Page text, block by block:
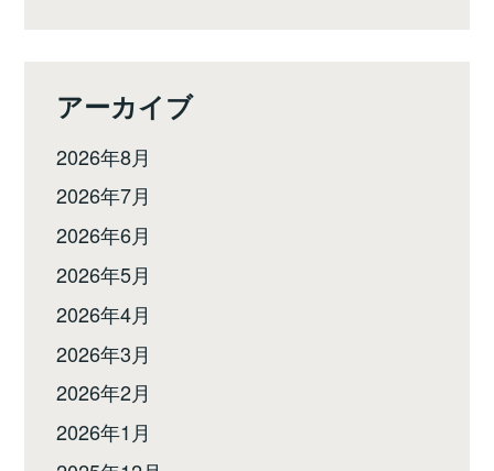
アーカイブ
2026年8月
2026年7月
2026年6月
2026年5月
2026年4月
2026年3月
2026年2月
2026年1月